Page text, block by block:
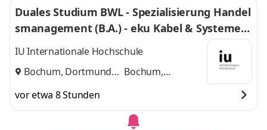
Duales Studium BWL - Spezialisierung Handel
smanagement (B.A.) - eku Kabel & Systeme G
mbH & Co. KG
IU Internationale Hochschule
Bochum, Dortmund
Bochum,
vor etwa 8 Stunden